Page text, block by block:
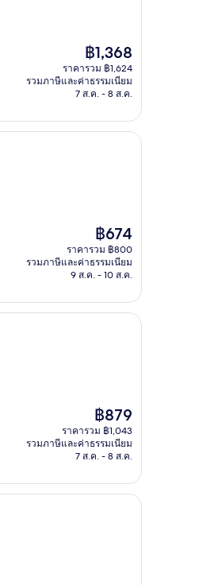
ราคา
ปัจจุบัน
คือ
฿1,368
฿1,368
ราคารวม ฿1,624
รวมภาษีและค่าธรรมเนียม
7 ส.ค. - 8 ส.ค.
ราคา
ปัจจุบัน
คือ
฿674
฿674
ราคารวม ฿800
รวมภาษีและค่าธรรมเนียม
9 ส.ค. - 10 ส.ค.
ราคา
ปัจจุบัน
คือ
฿879
฿879
ราคารวม ฿1,043
รวมภาษีและค่าธรรมเนียม
7 ส.ค. - 8 ส.ค.